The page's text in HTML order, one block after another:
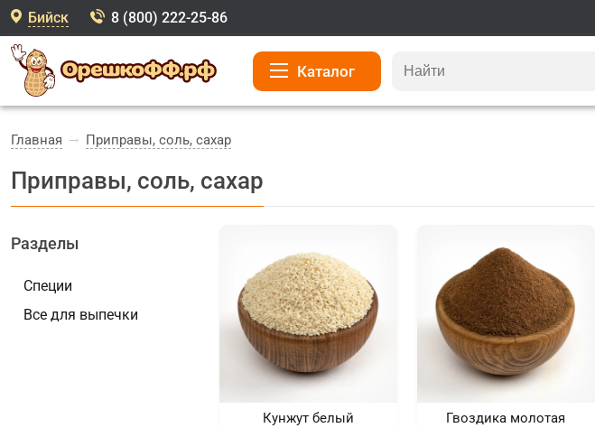
Бийск 8 (800) 222-25-86
Каталог
Главная Приправы, соль, сахар
Приправы, соль, сахар
Разделы
Специи
Все для выпечки
Кунжут белый Гвоздика молотая